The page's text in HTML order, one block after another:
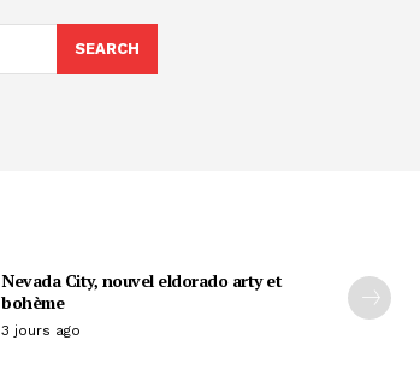
SEARCH
Nevada City, nouvel eldorado arty et
bohème
3 jours ago